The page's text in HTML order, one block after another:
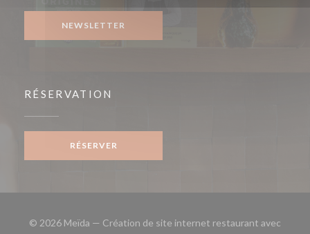
NEWSLETTER
RÉSERVATION
RÉSERVER
© 2026 Meïda — Création de site internet restaurant avec